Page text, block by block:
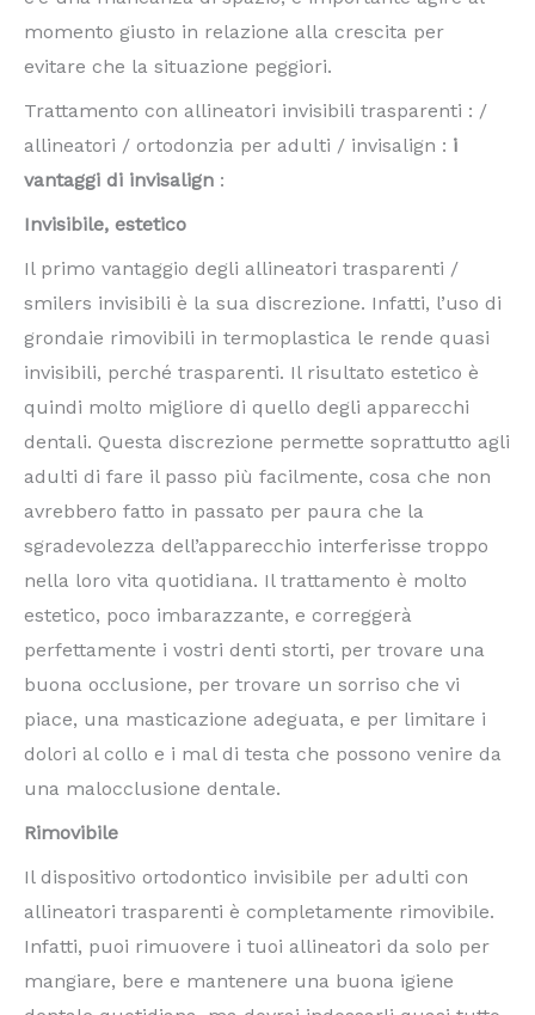
momento giusto in relazione alla crescita per
evitare che la situazione peggiori.
Trattamento con allineatori invisibili trasparenti : /
allineatori / ortodonzia per adulti / invisalign : i
vantaggi di invisalign :
Invisibile, estetico
Il primo vantaggio degli allineatori trasparenti /
smilers invisibili è la sua discrezione. Infatti, l’uso di
grondaie rimovibili in termoplastica le rende quasi
invisibili, perché trasparenti. Il risultato estetico è
quindi molto migliore di quello degli apparecchi
dentali. Questa discrezione permette soprattutto agli
adulti di fare il passo più facilmente, cosa che non
avrebbero fatto in passato per paura che la
sgradevolezza dell’apparecchio interferisse troppo
nella loro vita quotidiana. Il trattamento è molto
estetico, poco imbarazzante, e correggerà
perfettamente i vostri denti storti, per trovare una
buona occlusione, per trovare un sorriso che vi
piace, una masticazione adeguata, e per limitare i
dolori al collo e i mal di testa che possono venire da
una malocclusione dentale.
Rimovibile
Il dispositivo ortodontico invisibile per adulti con
allineatori trasparenti è completamente rimovibile.
Infatti, puoi rimuovere i tuoi allineatori da solo per
mangiare, bere e mantenere una buona igiene